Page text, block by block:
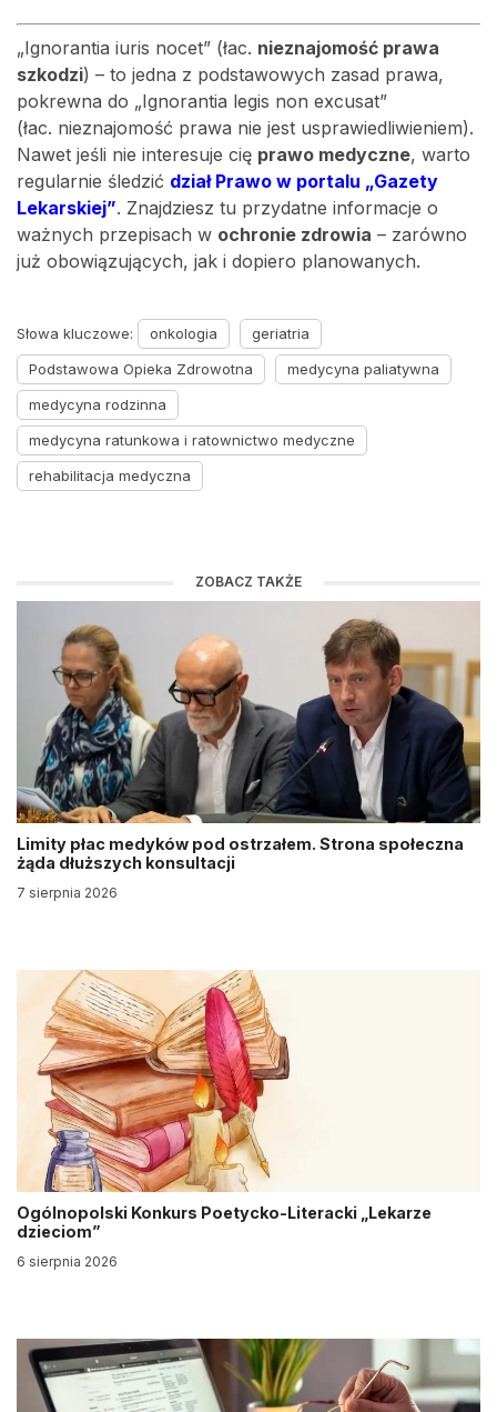
„Ignorantia iuris nocet” (łac. nieznajomość prawa
szkodzi) – to jedna z podstawowych zasad prawa,
pokrewna do „Ignorantia legis non excusat”
(łac. nieznajomość prawa nie jest usprawiedliwieniem).
Nawet jeśli nie interesuje cię prawo medyczne, warto
regularnie śledzić dział Prawo w portalu „Gazety
Lekarskiej”. Znajdziesz tu przydatne informacje o
ważnych przepisach w ochronie zdrowia – zarówno
już obowiązujących, jak i dopiero planowanych.
Słowa kluczowe: onkologia
geriatria
Podstawowa Opieka Zdrowotna
medycyna paliatywna
medycyna rodzinna
medycyna ratunkowa i ratownictwo medyczne
rehabilitacja medyczna
ZOBACZ TAKŻE
Limity płac medyków pod ostrzałem. Strona społeczna
żąda dłuższych konsultacji
7 sierpnia 2026
Ogólnopolski Konkurs Poetycko-Literacki „Lekarze
dzieciom”
6 sierpnia 2026